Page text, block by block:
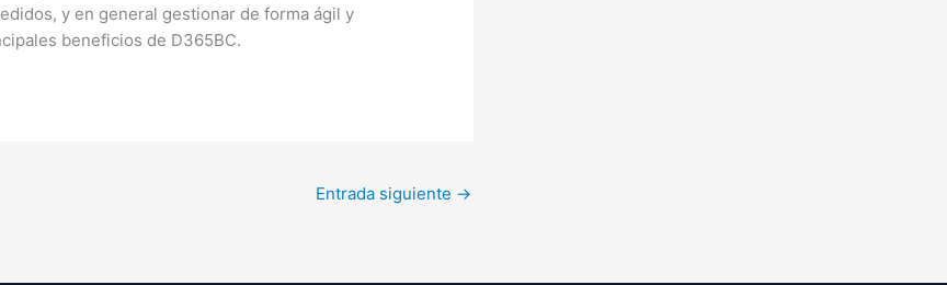
y en general gestionar de forma ágil y
beneficios de D365BC.
Entrada siguiente →